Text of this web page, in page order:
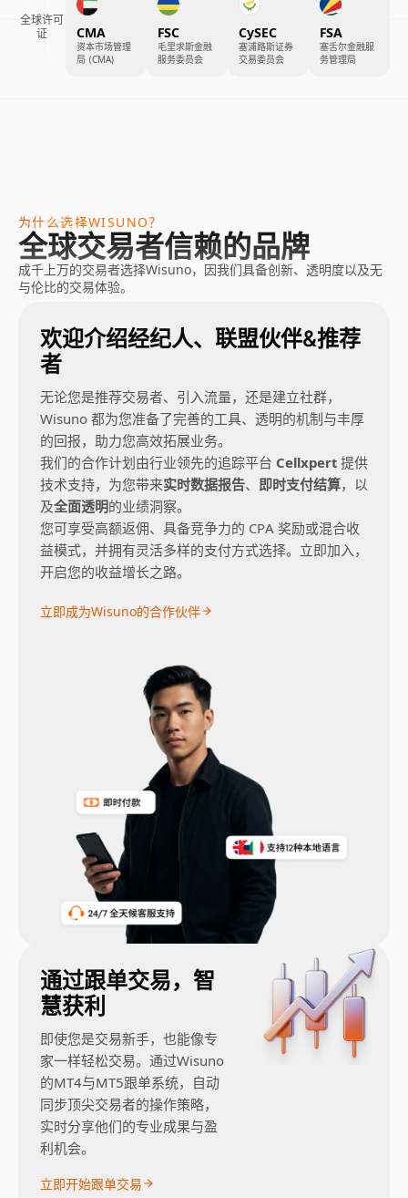
全球许可
证 CMA
资本市场管理
局 (CMA)
FSC
毛里求斯金融
服务委员会
CySEC
塞浦路斯证券
交易委员会
FSA
塞舌尔金融服
务管理局
为什么选择WISUNO？
全球交易者信赖的品牌
成千上万的交易者选择Wisuno，因我们具备创新、透明度以及无
与伦比的交易体验。
欢迎介绍经纪人、联盟伙伴&推荐
者
无论您是推荐交易者、引入流量，还是建立社群，
Wisuno 都为您准备了完善的工具、透明的机制与丰厚
的回报，助力您高效拓展业务。
我们的合作计划由行业领先的追踪平台Cellxpert提供
技术支持，为您带来实时数据报告、 即时支付结算，以
及全面透明的业绩洞察。
您可享受高额返佣、具备竞争力的 CPA 奖励或混合收
益模式，并拥有灵活多样的支付方式选择。立即加入，
开启您的收益增长之路。
立即成为Wisuno的合作伙伴
通过跟单交易，智
慧获利
即使您是交易新手，也能像专
家一样轻松交易。通过Wisuno
的MT4与MT5跟单系统，自动
同步顶尖交易者的操作策略，
实时分享他们的专业成果与盈
利机会。
立即开始跟单交易